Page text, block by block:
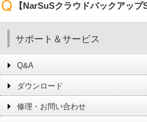
【NarSuSクラウドバックアッ
サポート＆サービス
Q&A
ダウンロード
修理・お問い合わせ